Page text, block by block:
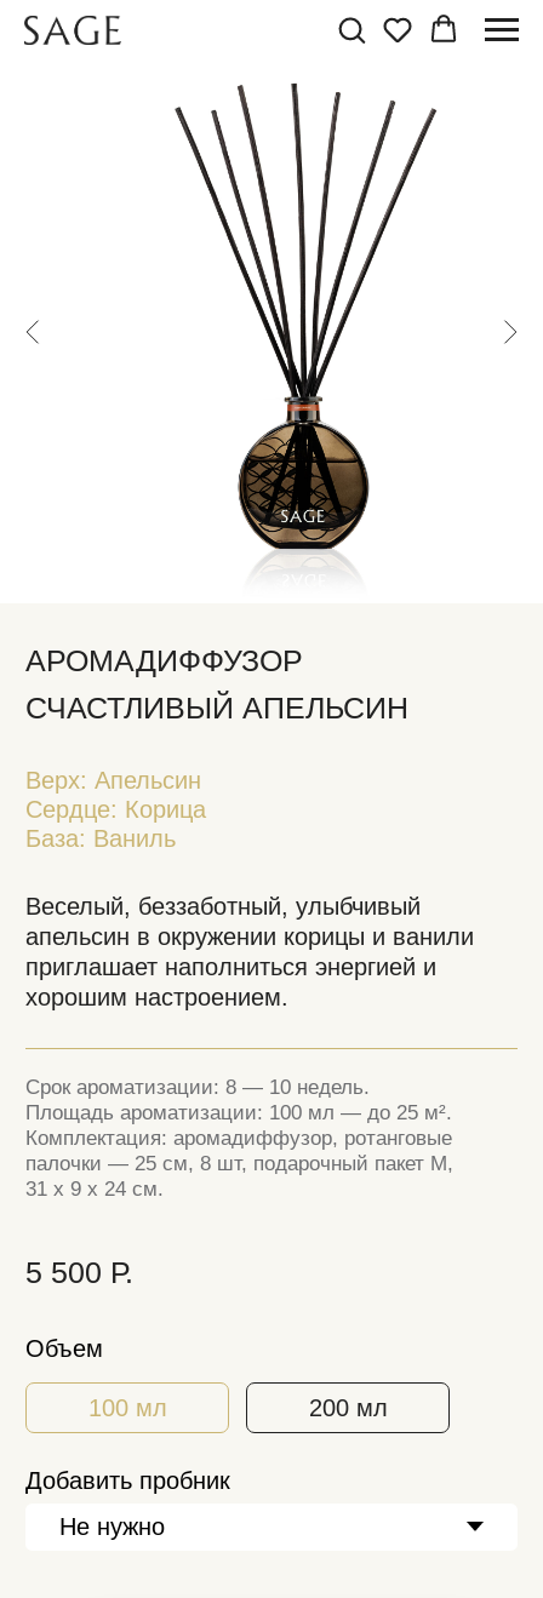
СЧАСТЛИВЫЙ АПЕЛЬСИН
Веселый, беззаботный, улыбчивый
апельсин в окружении корицы и ванили
приглашает наполниться энергией и
хорошим настроением.
Срок ароматизации: 8 — 10 недель.
Площадь ароматизации: 100 мл — до 25 м².
Комплектация: аромадиффузор, ротанговые
палочки — 25 см, 8 шт, подарочный пакет M,
31 x 9 x 24 см.
Объем
100 мл 200 мл
5 500 Р.
В корзину